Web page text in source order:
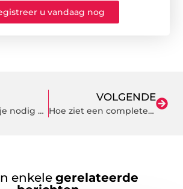
u vandaag nog
5 Dingen die je nodig hebt bij golf
VOLGENDE
Hoe ziet een complete sportschool in Zwolle eruit
enkele gerelateerde